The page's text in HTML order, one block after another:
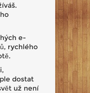
e-
rychlého
dostat
už není